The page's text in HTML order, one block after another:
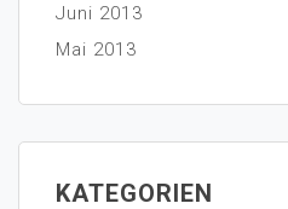
Juni 2013
Mai 2013
KATEGORIEN